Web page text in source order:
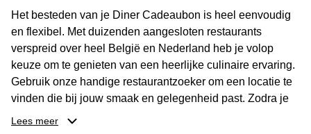
niet alleen een diner, maar een bijzondere belevenis.
Het besteden van je Diner Cadeaubon is heel eenvoudig
en flexibel. Met duizenden aangesloten restaurants
verspreid over heel België en Nederland heb je volop
keuze om te genieten van een heerlijke culinaire ervaring.
Gebruik onze handige restaurantzoeker om een locatie te
vinden die bij jouw smaak en gelegenheid past. Zodra je
je keuze hebt gemaakt, kun je eenvoudig reserveren en na
Lees meer